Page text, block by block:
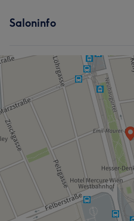
Saloninfo